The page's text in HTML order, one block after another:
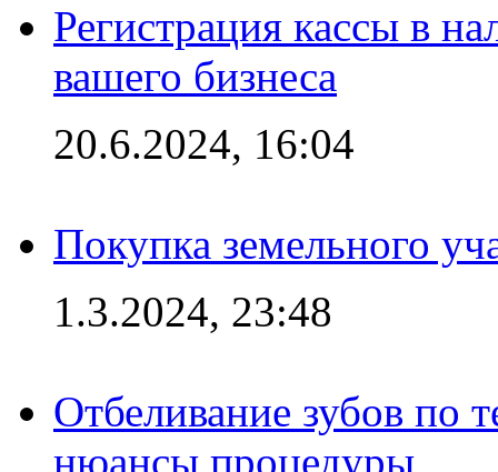
Регистрация кассы в
вашего бизнеса
20.6.2024, 16:04
Покупка земельного
1.3.2024, 23:48
Отбеливание зубов по
нюансы процедуры